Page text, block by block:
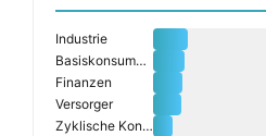
Industrie
Basiskonsumgüter
Finanzen
Versorger
Zyklische Konsumgüter